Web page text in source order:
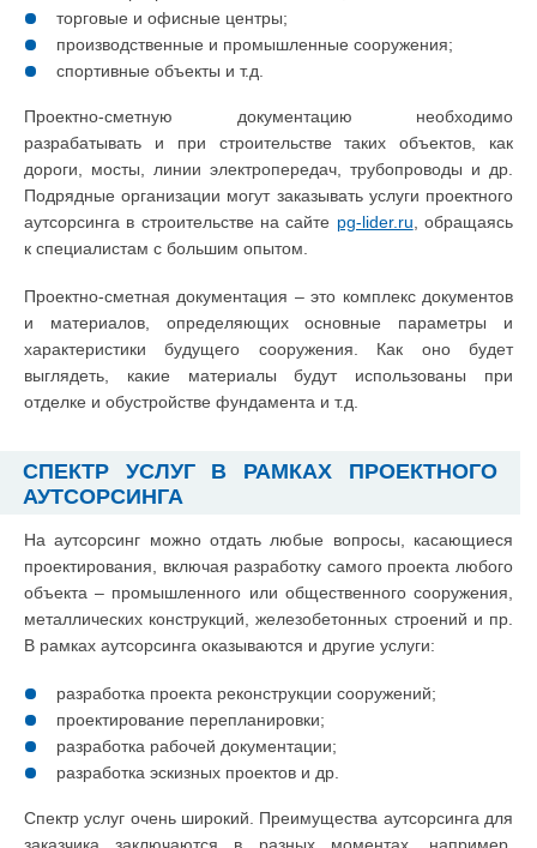
торговые и офисные центры;
производственные и промышленные сооружения;
спортивные объекты и т.д.
Проектно-сметную документацию необходимо
разрабатывать и при строительстве таких объектов, как
дороги, мосты, линии электропередач, трубопроводы и др.
Подрядные организации могут заказывать услуги проектного
аутсорсинга в строительстве на сайте pg-lider.ru , обращаясь
к специалистам с большим опытом.
Проектно-сметная документация – это комплекс документов
и материалов, определяющих основные параметры и
характеристики будущего сооружения. Как оно будет
выглядеть, какие материалы будут использованы при
отделке и обустройстве фундамента и т.д.
СПЕКТР УСЛУГ В РАМКАХ ПРОЕКТНОГО
АУТСОРСИНГА
На аутсорсинг можно отдать любые вопросы, касающиеся
проектирования, включая разработку самого проекта любого
объекта – промышленного или общественного сооружения,
металлических конструкций, железобетонных строений и пр.
В рамках аутсорсинга оказываются и другие услуги:
разработка проекта реконструкции сооружений;
проектирование перепланировки;
разработка рабочей документации;
разработка эскизных проектов и др.
Спектр услуг очень широкий. Преимущества аутсорсинга для